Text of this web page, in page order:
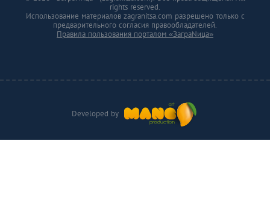
Developed by
rights reserved.
Использование материалов zagranitsa.com разрешено только с
предварительного согласия правообладателей.
Правила пользования порталом «ЗаграNица»